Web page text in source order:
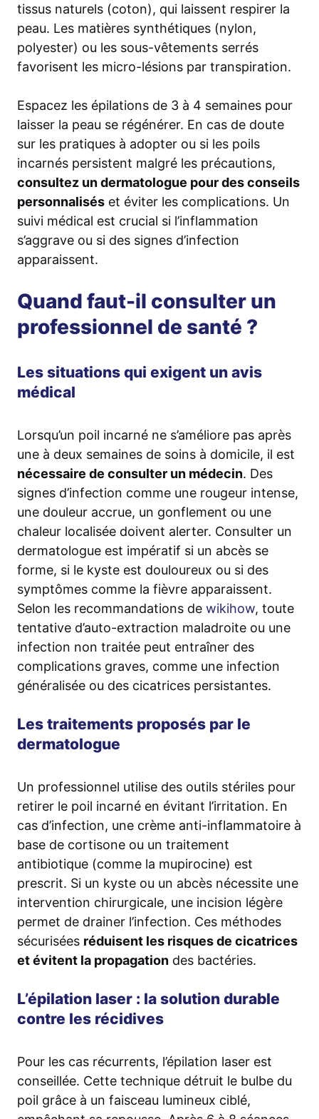
tissus naturels (coton), qui laissent respirer la
peau. Les matières synthétiques (nylon,
polyester) ou les sous-vêtements serrés
favorisent les micro-lésions par transpiration.
Espacez les épilations de 3 à 4 semaines pour
laisser la peau se régénérer. En cas de doute
sur les pratiques à adopter ou si les poils
incarnés persistent malgré les précautions,
consultez un dermatologue pour des conseils
personnalisés et éviter les complications. Un
suivi médical est crucial si l’inflammation
s’aggrave ou si des signes d’infection
apparaissent.
Quand faut-il consulter un
professionnel de santé ?
Les situations qui exigent un avis
médical
Lorsqu’un poil incarné ne s’améliore pas après
une à deux semaines de soins à domicile, il est
nécessaire de consulter un médecin. Des
signes d’infection comme une rougeur intense,
une douleur accrue, un gonflement ou une
chaleur localisée doivent alerter. Consulter un
dermatologue est impératif si un abcès se
forme, si le kyste est douloureux ou si des
symptômes comme la fièvre apparaissent.
Selon les recommandations de wikihow, toute
tentative d’auto-extraction maladroite ou une
infection non traitée peut entraîner des
complications graves, comme une infection
généralisée ou des cicatrices persistantes.
Les traitements proposés par le
dermatologue
Un professionnel utilise des outils stériles pour
retirer le poil incarné en évitant l’irritation. En
cas d’infection, une crème anti-inflammatoire à
base de cortisone ou un traitement
antibiotique (comme la mupirocine) est
prescrit. Si un kyste ou un abcès nécessite une
intervention chirurgicale, une incision légère
permet de drainer l’infection. Ces méthodes
sécurisées réduisent les risques de cicatrices
et évitent la propagation des bactéries.
L’épilation laser : la solution durable
contre les récidives
Pour les cas récurrents, l’épilation laser est
conseillée. Cette technique détruit le bulbe du
poil grâce à un faisceau lumineux ciblé,